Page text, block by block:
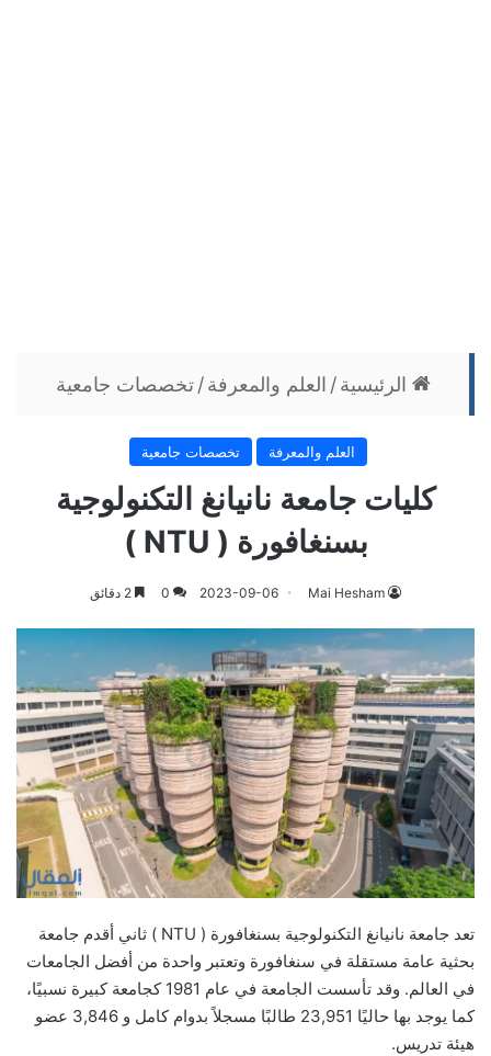
الرئيسية / العلم والمعرفة / تخصصات جامعية
العلم والمعرفة تخصصات جامعية
كليات جامعة نانيانغ التكنولوجية
بسنغافورة ( NTU )
Mai Hesham
2023-09-06
0
تعد جامعة نانيانغ التكنولوجية بسنغافورة ( NTU ) ثاني أقدم جامعة
بحثية عامة مستقلة في سنغافورة وتعتبر واحدة من أفضل الجامعات
في العالم. وقد تأسست الجامعة في عام 1981 كجامعة كبيرة نسبيًا،
كما يوجد بها حاليًا 23,951 طالبًا مسجلاً بدوام كامل و 3,846 عضو
هيئة تدريس.